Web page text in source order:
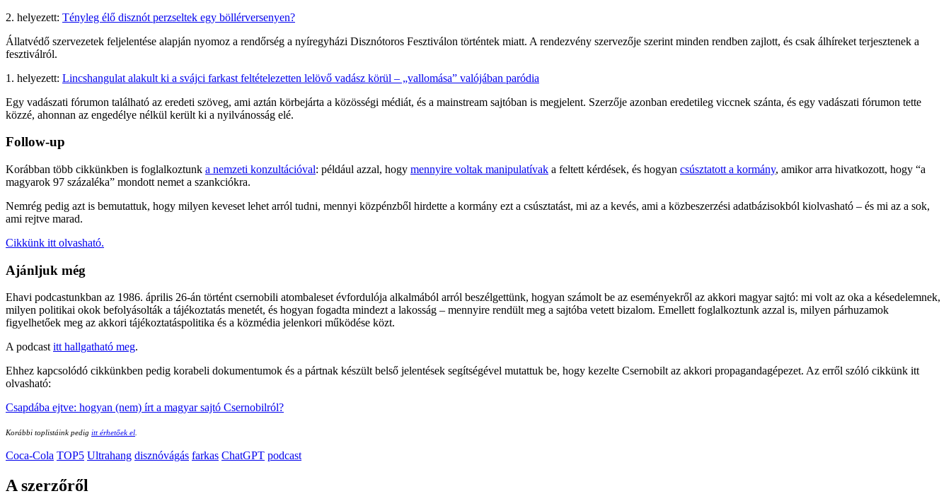
2. helyezett: Tényleg élő disznót perzseltek egy böllérversenyen?
Állatvédő szervezetek feljelentése alapján nyomoz a rendőrség a nyíregyházi Disznótoros Fesztiválon történtek miatt. A rendezvény szervezője szerint minden rendben zajlott, és csak álhíreket terjesztenek a
fesztiválról.
1. helyezett: Lincshangulat alakult ki a svájci farkast feltételezetten lelövő vadász körül – „vallomása” valójában paródia
Egy vadászati fórumon található az eredeti szöveg, ami aztán körbejárta a közösségi médiát, és a mainstream sajtóban is megjelent. Szerzője azonban eredetileg viccnek szánta, és egy vadászati fórumon tette
közzé, ahonnan az engedélye nélkül került ki a nyilvánosság elé.
Follow-up
Korábban több cikkünkben is foglalkoztunk a nemzeti konzultációval: például azzal, hogy mennyire voltak manipulatívak a feltett kérdések, és hogyan csúsztatott a kormány, amikor arra hivatkozott, hogy “a
magyarok 97 százaléka” mondott nemet a szankciókra.
Nemrég pedig azt is bemutattuk, hogy milyen keveset lehet arról tudni, mennyi közpénzből hirdette a kormány ezt a csúsztatást, mi az a kevés, ami a közbeszerzési adatbázisokból kiolvasható – és mi az a sok,
ami rejtve marad.
Cikkünk itt olvasható.
Ajánljuk még
Ehavi podcastunkban az 1986. április 26-án történt csernobili atombaleset évfordulója alkalmából arról beszélgettünk, hogyan számolt be az eseményekről az akkori magyar sajtó: mi volt az oka a késedelemnek,
milyen politikai okok befolyásolták a tájékoztatás menetét, és hogyan fogadta mindezt a lakosság – mennyire rendült meg a sajtóba vetett bizalom. Emellett foglalkoztunk azzal is, milyen párhuzamok
figyelhetőek meg az akkori tájékoztatáspolitika és a közmédia jelenkori működése közt.
A podcastitt hallgatható meg.
Ehhez kapcsolódó cikkünkben pedig korabeli dokumentumok és a pártnak készült belső jelentések segítségével mutattuk be, hogy kezelte Csernobilt az akkori propagandagépezet. Az erről szóló cikkünk itt
olvasható:
Csapdába ejtve: hogyan (nem) írt a magyar sajtó Csernobilról?
Korábbi toplistáink pedig itt érhetőek el.
Coca-Cola TOP5 Ultrahang disznóvágás farkas ChatGPT podcast
A szerzőről